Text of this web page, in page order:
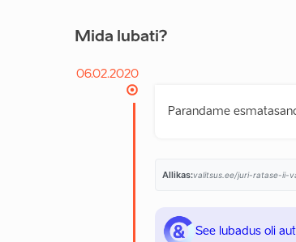
Mida lubati?
06.02.2020
Parandame
Allikas:valitsus.ee/juri-ratase-ii-
See lubadus oli